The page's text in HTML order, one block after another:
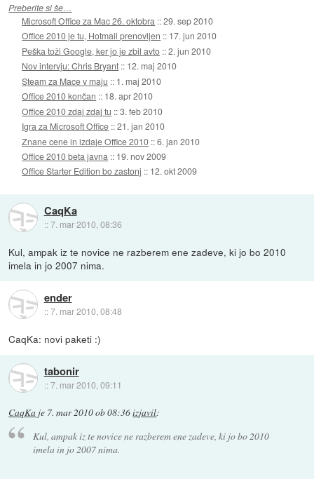
Preberite si še…
Microsoft Office za Mac 26. oktobra ::29. sep 2010
Office 2010 je tu, Hotmail prenovljen :: 17. jun 2010
Peška toži Google, ker jo je zbil avto ::2. jun 2010
Nov intervju: Chris Bryant :: 12. maj 2010
Steam za Mace v maju :: 1. maj 2010
Office 2010 končan :: 18. apr 2010
Office 2010 zdaj zdaj tu ::3. feb 2010
Igra za Microsoft Office ::21. jan 2010
Znane cene in izdaje Office 2010 ::6. jan 2010
Office 2010 beta javna :: 19. nov 2009
Office Starter Edition bo zastonj :: 12. okt 2009
CaqKa
::7. mar 2010, 08:36
Kul, ampak iz te novice ne razberem ene zadeve, ki jo bo 2010
imela in jo 2007 nima.
ender
::7. mar 2010, 08:48
CaqKa: novi paketi :)
tabonir
::7. mar 2010, 09:11
CaqKa je 7. mar 2010 ob 08:36izjavil:
Kul, ampak iz te novice ne razberem ene zadeve, ki jo bo 2010
imela in jo 2007 nima.